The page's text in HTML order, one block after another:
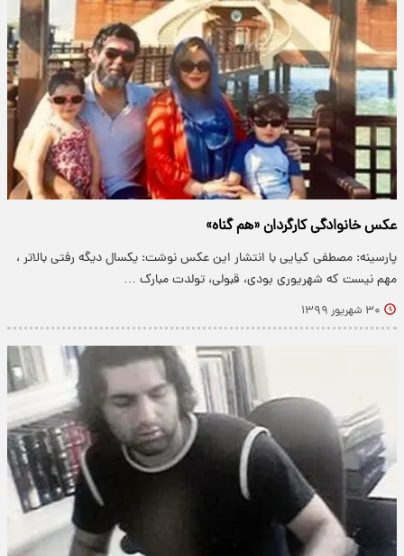
عکس خانوادگی کارگردان «هم گناه»
پارسینه: مصطفی کیایی با انتشار این عکس نوشت: یکسال دیگه رفتی بالاتر ،
مهم نیست که شهریوری بودی، قبولی، تولدت مبارک …
۳۰ شهریور ۱۳۹۹